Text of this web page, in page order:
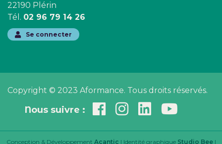
22190 Plérin
Tél. 02 96 79 14 26
Se connecter
Copyright © 2023 Aformance. Tous droits réservés.
Nous suivre :
Conception & Développement Acantic | Identité graphique Studio Bee|